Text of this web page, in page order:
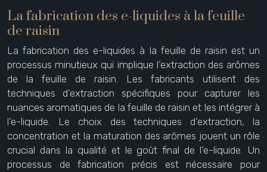
La fabrication des e-liquides à la feuille
de raisin
La fabrication des e-liquides à la feuille de raisin est un
processus minutieux qui implique l’extraction des arômes
de la feuille de raisin. Les fabricants utilisent des
techniques d’extraction spécifiques pour capturer les
nuances aromatiques de la feuille de raisin et les intégrer à
l’e-liquide. Le choix des techniques d’extraction, la
concentration et la maturation des arômes jouent un rôle
crucial dans la qualité et le goût final de l’e-liquide. Un
processus de fabrication précis est nécessaire pour